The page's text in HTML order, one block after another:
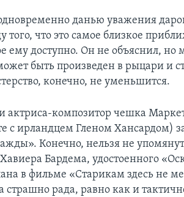
данью уважения
того, что это самое близкое
ему доступно. Он не объяснил, но
быть произведен в рыцари и
конечно, не уменьшится.
актриса-композитор чешка
с ирландцем Гленом Хансардом)
Конечно, нельзя не
Бардема, удостоенного
в фильме «Старикам здесь не
рада, равно как и